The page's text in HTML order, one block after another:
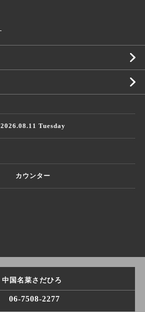
2026.08.11 Tuesday
カウンター
中国名菜さだひろ
06-7508-2277